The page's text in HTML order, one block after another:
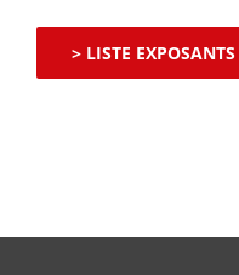
> LISTE EXPOSANTS